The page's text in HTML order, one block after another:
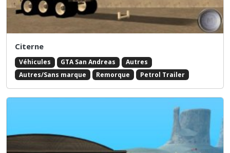
Citerne
Véhicules GTA San Andreas
Autres
Autres/Sans marque
Remorque Petrol Trailer